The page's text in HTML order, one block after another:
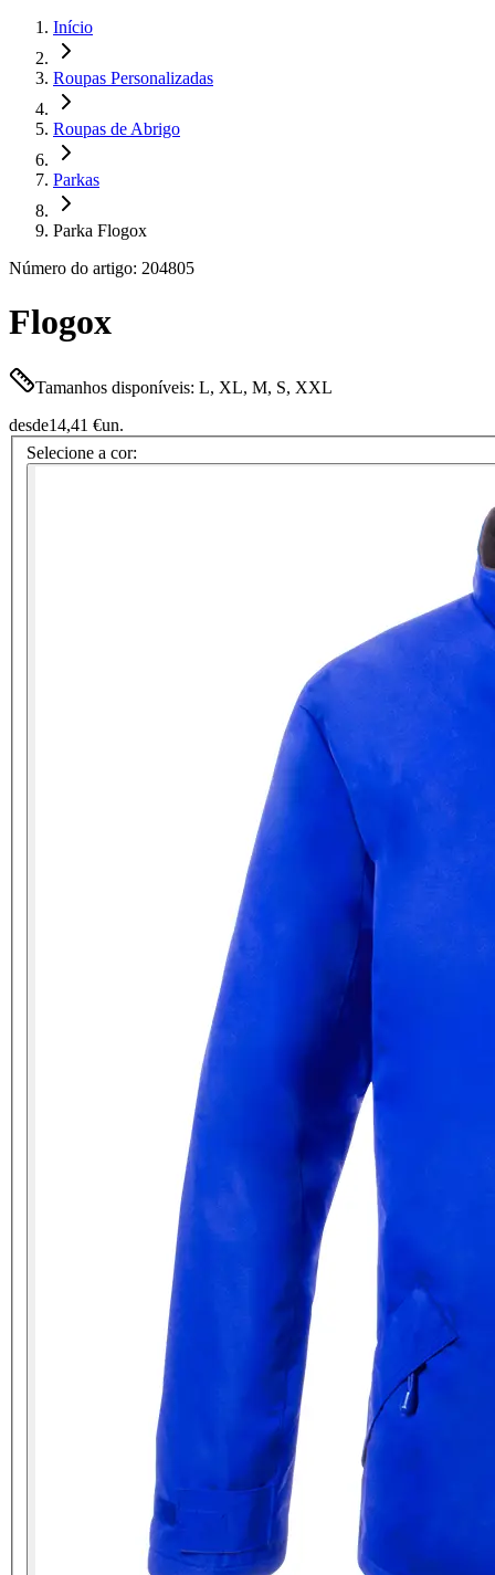
Início
Roupas Personalizadas
Roupas de Abrigo
Parkas
Parka Flogox
Número do artigo: 204805
Flogox
Tamanhos disponíveis: L, XL, M, S, XXL
desde14,41 €un.
Selecione a cor: